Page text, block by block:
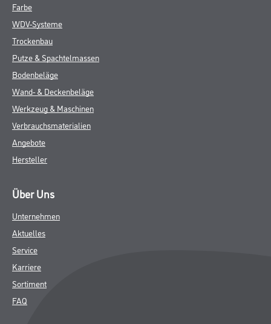
Farbe
WDV-Systeme
Trockenbau
Putze & Spachtelmassen
Bodenbeläge
Wand- & Deckenbeläge
Werkzeug & Maschinen
Verbrauchsmaterialien
Angebote
Hersteller
Über Uns
Unternehmen
Aktuelles
Service
Karriere
Sortiment
FAQ